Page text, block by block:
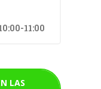
11:00
LAS